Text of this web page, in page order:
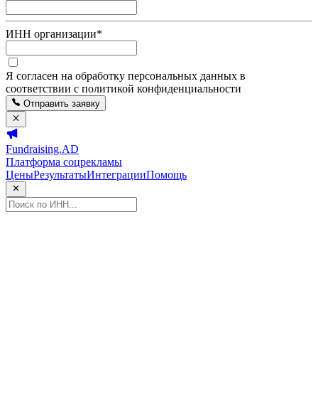
ИНН организации*
Я согласен на обработку персональных данных в
соответствии с политикой конфиденциальности
Отправить заявку
Fundraising.AD
Платформа соцрекламы
ЦеныРезультатыИнтеграцииПомощь